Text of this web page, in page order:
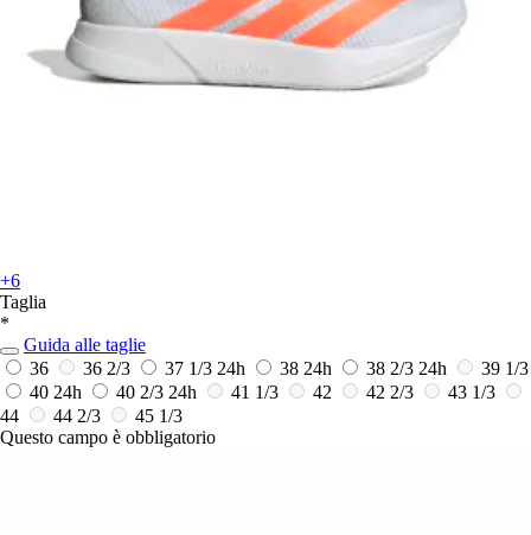
+6
Taglia
*
Guida alle taglie
36
36 2/3 37 1/3 24h 38 24h 38 2/3 24h
39 1/3
40 24h 40 2/3 24h 41 1/3 42 42 2/3
43 1/3
44
44 2/3
45 1/3
Questo campo è obbligatorio